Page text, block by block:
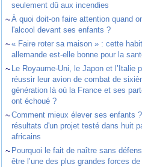
seulement dû aux incendies
~À quoi doit-on faire attention quand
l'alcool devant ses enfants ?
~« Faire roter sa maison » : cette
allemande est-elle bonne pour la
~ Le Royaume-Uni, le Japon et l’Italie
réussir leur avion de combat de
génération là où la France et ses
ont échoué ?
~Comment mieux élever ses enfants
résultats d'un projet testé dans huit
africains
~ Pourquoi le fait de naître sans
être l’une des plus grandes forces de